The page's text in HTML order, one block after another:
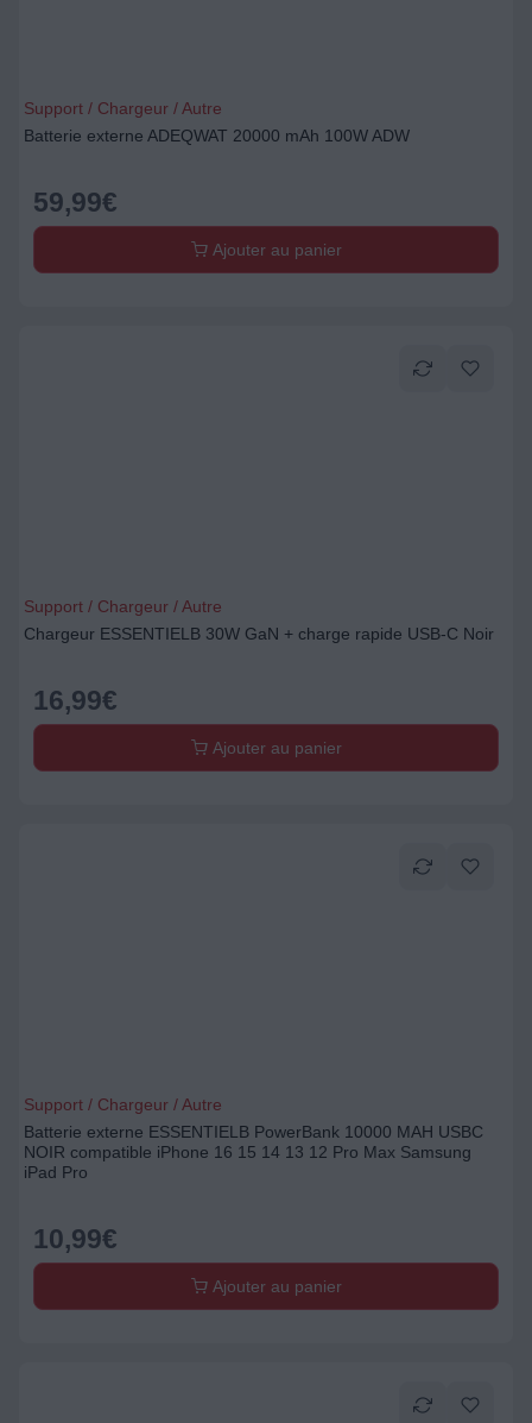
Support / Chargeur / Autre
Batterie externe ADEQWAT 20000 mAh 100W ADW
59,99€
Ajouter au panier
Support / Chargeur / Autre
Chargeur ESSENTIELB 30W GaN + charge rapide USB-C Noir
16,99€
Ajouter au panier
Support / Chargeur / Autre
Batterie externe ESSENTIELB PowerBank 10000 MAH USBC
NOIR compatible iPhone 16 15 14 13 12 Pro Max Samsung
iPad Pro
10,99€
Ajouter au panier